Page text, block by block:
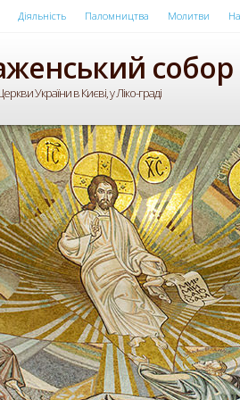
Діяльність Паломництва Молитви
собор
України в Києві, у Ліко-граді